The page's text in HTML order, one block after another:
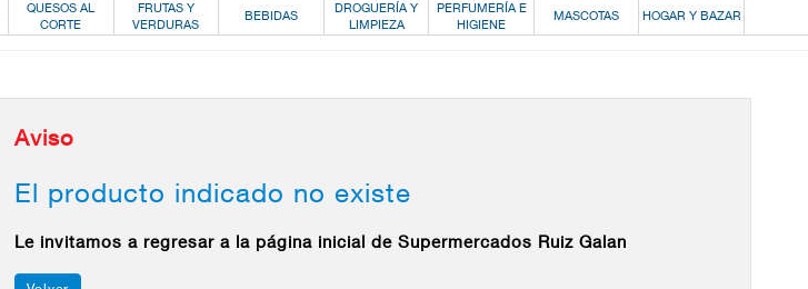
QUESOS AL
CORTE
FRUTAS Y
VERDURAS
BEBIDAS
DROGUERÍA Y
LIMPIEZA
PERFUMERÍA E
HIGIENE
MASCOTAS HOGAR Y BAZAR
Aviso
El producto indicado no existe
Le invitamos a regresar a la página inicial de Supermercados Ruiz Galan